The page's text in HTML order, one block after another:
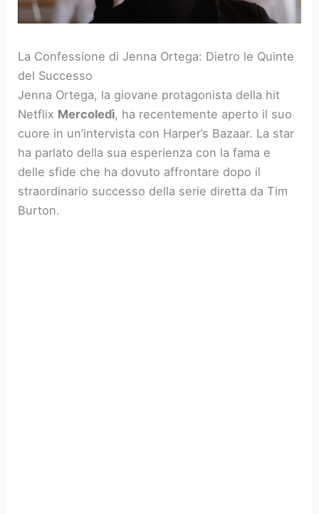
La Confessione di Jenna Ortega: Dietro le Quinte
del Successo
Jenna Ortega, la giovane protagonista della hit
Netflix Mercoledì, ha recentemente aperto il suo
cuore in un’intervista con Harper’s Bazaar. La star
ha parlato della sua esperienza con la fama e
delle sfide che ha dovuto affrontare dopo il
straordinario successo della serie diretta da Tim
Burton.